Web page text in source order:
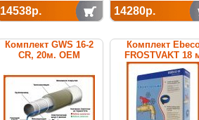
14538р. 14280р.
Комплект GWS 16-2
CR, 20м. ОЕМ
Комплект
FROSTVAKT 18